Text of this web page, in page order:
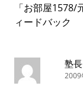
ゲ
ョ
「お部屋1578/
ィードバック
塾長
2009